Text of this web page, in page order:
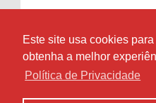
Este site usa cookies
obtenha a melhor
Política de Privacidade